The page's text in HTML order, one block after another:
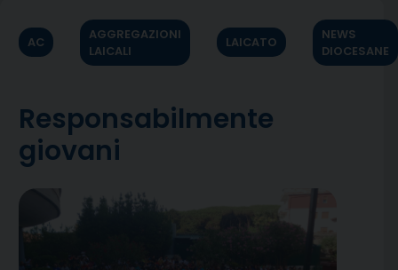
AC
AGGREGAZIONI
LAICALI
LAICATO
NEWS
DIOCESANE
Responsabilmente
giovani